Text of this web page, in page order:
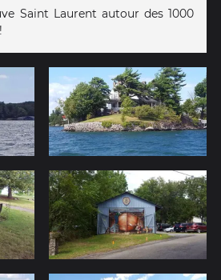
Saint Laurent autour des 1000